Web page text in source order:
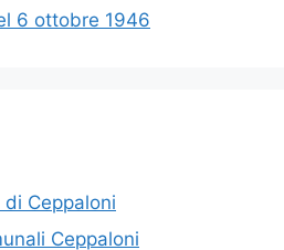
6 ottobre 1946
Ceppaloni
Ceppaloni